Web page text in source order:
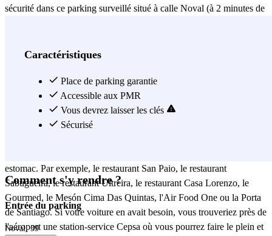
sécurité dans ce parking surveillé situé à calle Noval (à 2 minutes de
rejoindre confortablement votre vol en moins de 10 minutes. Ça
Si vous avez besoin d'un petit repos avant votre voyage, vous
trouverez une excellente variété d'options près de l'aéroport, comme
l'hôtel Garcas, O Fogar de Maru, Grupo Ruta Jacobea, A Concha,
Hostal San Paio, Casa de Amancio, Xan Xordo ou Pensión Che.
estomac. Par exemple, le restaurant San Paio, le restaurant
Sabugueira, le restaurant Ultreira, le restaurant Casa Lorenzo, le
Gourmed, le Mesón Cima Das Quintas, l'Air Food One ou la Porta
de Santiago. Si votre voiture en avait besoin, vous trouveriez près de
l'aéroport une station-service Cepsa où vous pourrez faire le plein et
Caractéristiques
Place de parking garantie
Accessible aux PMR
Vous devrez laisser les clés
Sécurisé
Comment s'y rendre ?
Entrée du parking
Noval, 39